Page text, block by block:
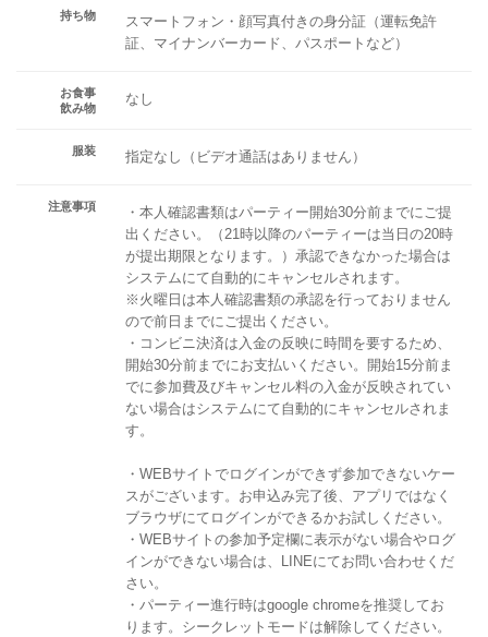
持ち物
スマートフォン・顔写真付きの身分証（運転免許
証、マイナンバーカード、パスポートなど）
お食事
飲み物
なし
服装 指定なし（ビデオ通話はありません）
注意事項
・本人確認書類はパーティー開始30分前までにご提
出ください。（21時以降のパーティーは当日の20時
が提出期限となります。）承認できなかった場合は
システムにて自動的にキャンセルされます。
※火曜日は本人確認書類の承認を行っておりません
ので前日までにご提出ください。
・コンビニ決済は入金の反映に時間を要するため、
開始30分前までにお支払いください。開始15分前ま
でに参加費及びキャンセル料の入金が反映されてい
ない場合はシステムにて自動的にキャンセルされま
す。
・WEBサイトでログインができず参加できないケー
スがございます。お申込み完了後、アプリではなく
ブラウザにてログインができるかお試しください。
・WEBサイトの参加予定欄に表示がない場合やログ
インができない場合は、LINEにてお問い合わせくだ
さい。
・パーティー進行時はgoogle chromeを推奨してお
ります。シークレットモードは解除してください。